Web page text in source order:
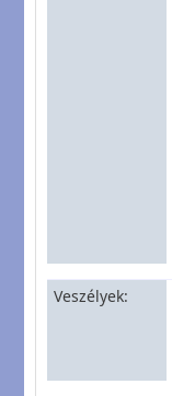
Veszélyek